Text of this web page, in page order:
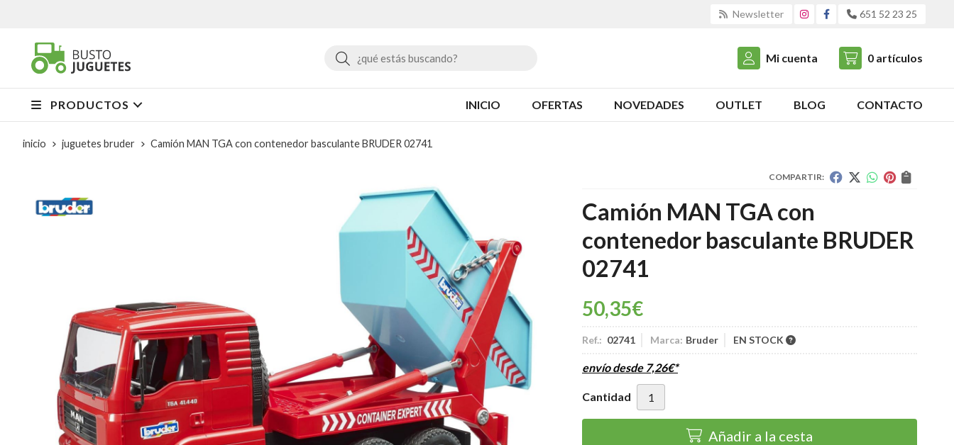
Newsletter 651 52 23 25
Buscar Mi cuenta 0 artículos
PRODUCTOS INICIO OFERTAS NOVEDADES OUTLET BLOG CONTACTO
inicio juguetes bruder Camión MAN TGA con contenedor basculante BRUDER 02741
COMPARTIR:
Camión MAN TGA con
contenedor basculante BRUDER
02741
50,35€
Ref.: 02741 Marca: Bruder EN STOCK
envío desde 7,26€*
Cantidad
Añadir a la cesta